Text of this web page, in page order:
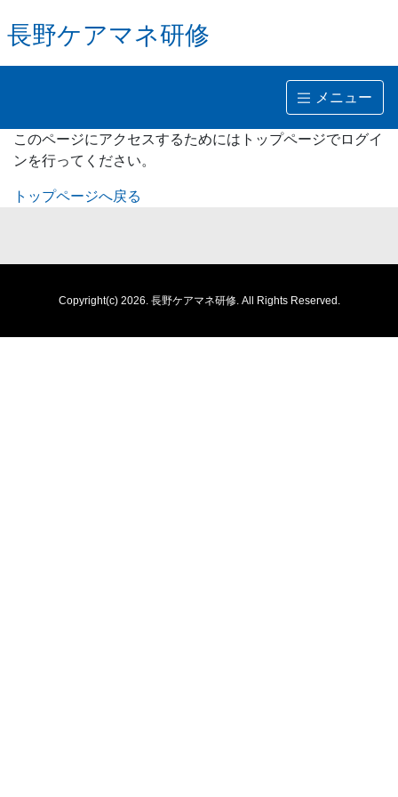
長野ケアマネ研修
メニュー
このページにアクセスするためにはトップページでログイ
ンを行ってください。
トップページへ戻る
Copyright(c) 2026. 長野ケアマネ研修. All Rights Reserved.